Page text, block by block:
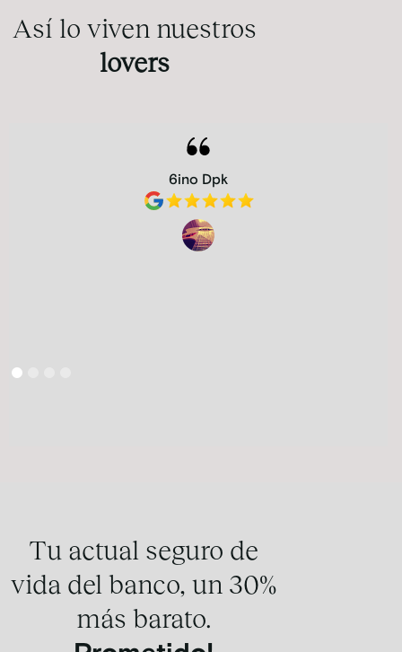
Así lo viven nuestros
lovers
6ino Dpk
Tu actual seguro de
vida del banco, un 30%
más barato.